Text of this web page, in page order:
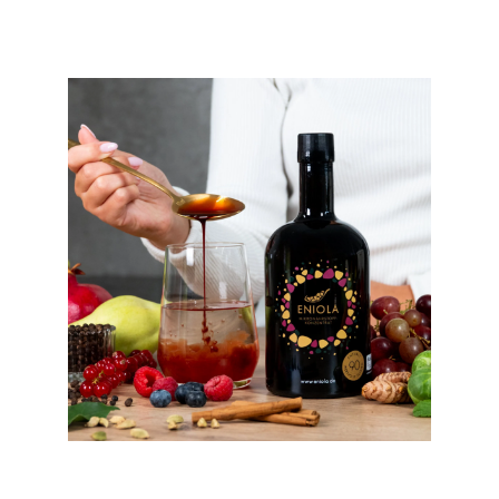
This carousel shows one large product image